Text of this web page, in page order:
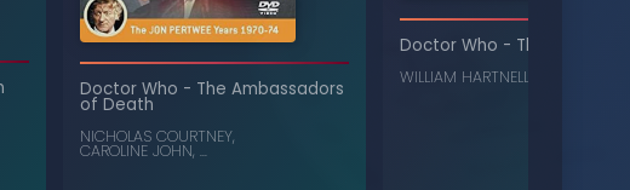
Doctor Who - The Ambassadors
of Death
NICHOLAS COURTNEY,
CAROLINE JOHN, ...
Doctor Who - The Ark
WILLIAM HARTNELL